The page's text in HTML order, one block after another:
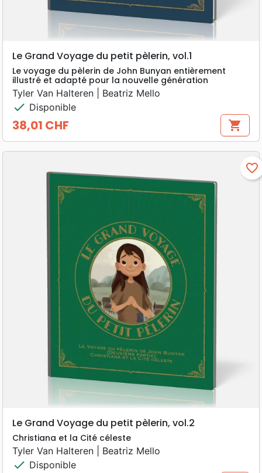
Le Grand Voyage du petit pèlerin, vol.1
Le voyage du pèlerin de John Bunyan entièrement
illustré et adapté pour la nouvelle génération
Tyler Van Halteren | Beatriz Mello
check Disponible
Prix
38,01 CHF shopping_cart
favorite_border
Le Grand Voyage du petit pèlerin, vol.2
Christiana et la Cité céleste
Tyler Van Halteren | Beatriz Mello
check Disponible